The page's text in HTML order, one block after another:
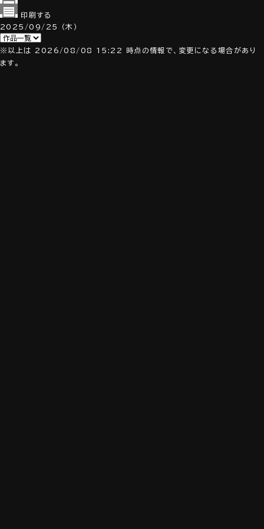
印刷する
2025/09/25
（木）
※以上は 2026/08/08 15:22 時点の情報で、変更になる場合があり
ます。